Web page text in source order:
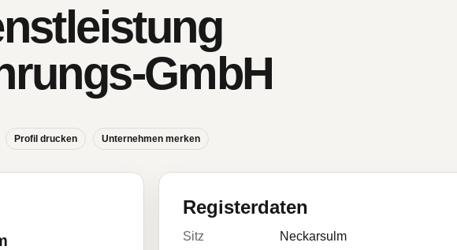
GmbH
Profil drucken Unternehmen merken
Registerdaten
Sitz
Neckarsulm